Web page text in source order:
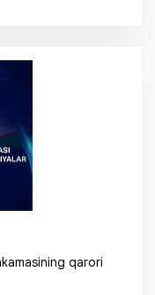
qarori